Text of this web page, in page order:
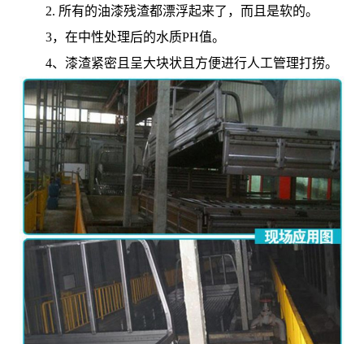
2. 所有的油漆残渣都漂浮起来了，而且是软的。
3，在中性处理后的水质PH值。
4、漆渣紧密且呈大块状且方便进行人工管理打捞。